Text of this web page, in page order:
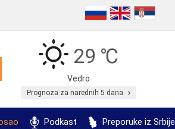
29 ℃
Vedro
Prognoza za narednih 5 dana
Podkast Preporuke iz Srbije